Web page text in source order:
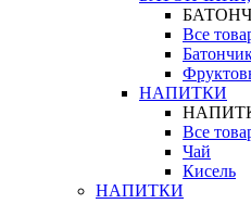
Все
НАПИТКИ
Все
Чай
Кисель
НАПИТКИ